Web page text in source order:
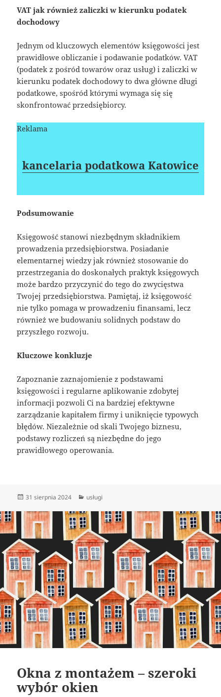
VAT jak również zaliczki w kierunku podatek
dochodowy
Jednym od kluczowych elementów księgowości jest
prawidłowe obliczanie i podawanie podatków. VAT
(podatek z pośród towarów oraz usług) i zaliczki w
kierunku podatek dochodowy to dwa główne długi
podatkowe, spośród którymi wymaga się się
skonfrontować przedsiębiorcy.
Reklama
kancelaria podatkowa Katowice
Podsumowanie
Księgowość stanowi niezbędnym składnikiem
prowadzenia przedsiębiorstwa. Posiadanie
elementarnej wiedzy jak również stosowanie do
przestrzegania do doskonałych praktyk księgowych
może bardzo przyczynić do tego do zwycięstwa
Twojej przedsiębiorstwa. Pamiętaj, iż księgowość
nie tylko pomaga w prowadzeniu finansami, lecz
również we budowaniu solidnych podstaw do
przyszłego rozwoju.
Kluczowe konkluzje
Zapoznanie zaznajomienie z podstawami
księgowości i regularne aplikowanie zdobytej
informacji pozwoli Ci na bardziej efektywne
zarządzanie kapitałem firmy i uniknięcie typowych
błędów. Niezależnie od skali Twojego biznesu,
podstawy rozliczeń są niezbędne do jego
prawidłowego operowania.
Data
31 sierpnia 2024 Kategorie
usługi
Okna z montażem – szeroki
wybór okien